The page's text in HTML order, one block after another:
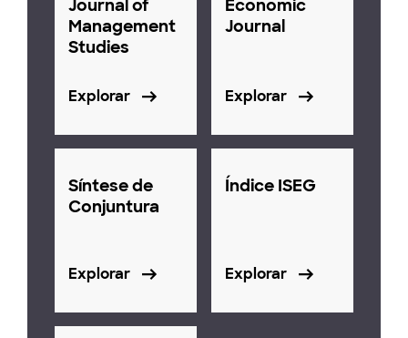
Journal of
Management
Studies
Explorar
Economic
Journal
Explorar
Síntese de
Conjuntura
Explorar
Índice ISEG
Explorar